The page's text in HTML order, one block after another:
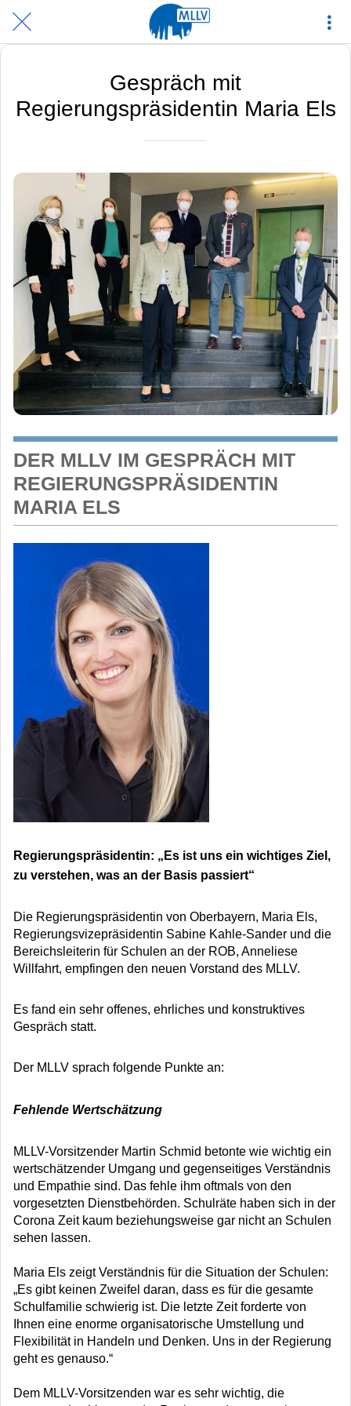
Gespräch mit
Regierungspräsidentin Maria Els
DER MLLV IM GESPRÄCH MIT
REGIERUNGSPRÄSIDENTIN
MARIA ELS
Regierungspräsidentin: „Es ist uns ein wichtiges Ziel,
zu verstehen, was an der Basis passiert“
Die Regierungspräsidentin von Oberbayern, Maria Els,
Regierungsvizepräsidentin Sabine Kahle-Sander und die
Bereichsleiterin für Schulen an der ROB, Anneliese
Willfahrt, empfingen den neuen Vorstand des MLLV.
Es fand ein sehr offenes, ehrliches und konstruktives
Gespräch statt.
Der MLLV sprach folgende Punkte an:
Fehlende Wertschätzung
MLLV-Vorsitzender Martin Schmid betonte wie wichtig ein
wertschätzender Umgang und gegenseitiges Verständnis
und Empathie sind. Das fehle ihm oftmals von den
vorgesetzten Dienstbehörden. Schulräte haben sich in der
Corona Zeit kaum beziehungsweise gar nicht an Schulen
sehen lassen.
Maria Els zeigt Verständnis für die Situation der Schulen:
„Es gibt keinen Zweifel daran, dass es für die gesamte
Schulfamilie schwierig ist. Die letzte Zeit forderte von
Ihnen eine enorme organisatorische Umstellung und
Flexibilität in Handeln und Denken. Uns in der Regierung
geht es genauso.“
Dem MLLV-Vorsitzenden war es sehr wichtig, die